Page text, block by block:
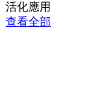
活化應用
查看全部